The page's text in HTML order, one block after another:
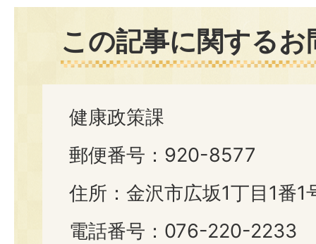
この記事に関する
健康政策課
郵便番号：920-8577
住所：金沢市広坂1丁目1番1
電話番号：076-220-2233